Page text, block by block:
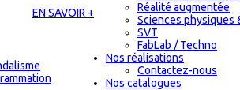
Réalité augmentée
Sciences physiques
SVT
FabLab / Techno
Nos réalisations
Contactez-nous
Nos catalogues
EN SAVOIR +